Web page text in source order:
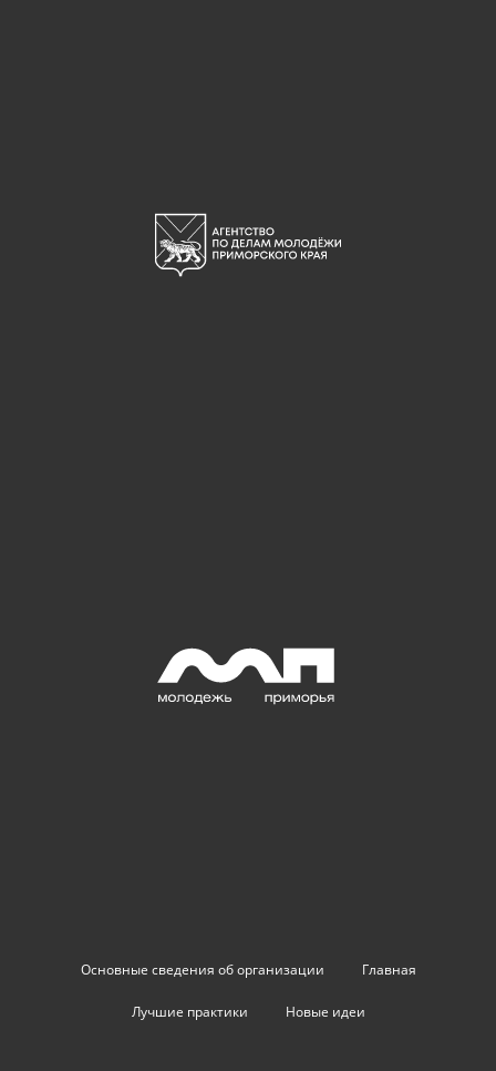
Основные сведения об организации Главная
Лучшие практики Новые идеи